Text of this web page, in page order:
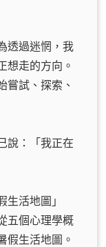
透過迷惘，我
想走的方向。
嘗試、探索、
說：「我正在
生活地圖」
五個心理學概
假生活地圖。